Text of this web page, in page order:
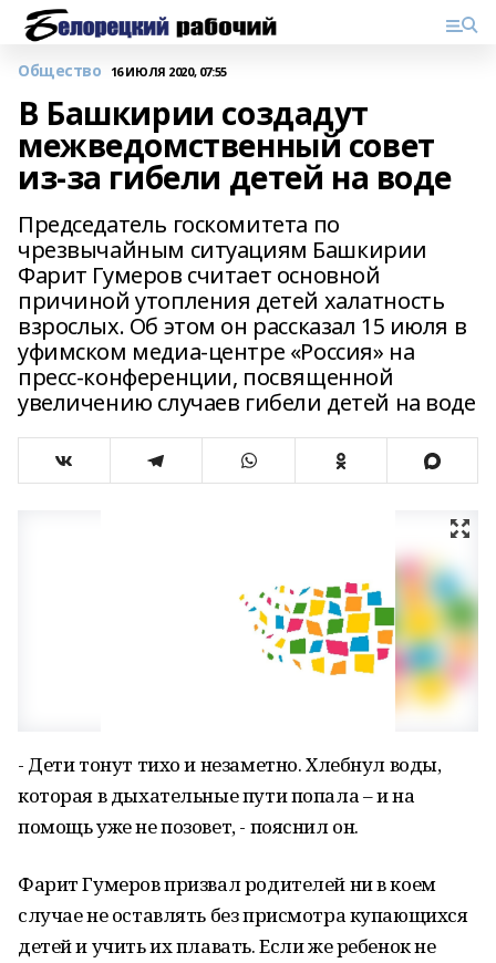
Общество 16 ИЮЛЯ 2020, 07:55
В Башкирии создадут
межведомственный совет
из-за гибели детей на воде
Председатель госкомитета по
чрезвычайным ситуациям Башкирии
Фарит Гумеров считает основной
причиной утопления детей халатность
взрослых. Об этом он рассказал 15 июля в
уфимском медиа-центре «Россия» на
пресс-конференции, посвященной
увеличению случаев гибели детей на воде
- Дети тонут тихо и незаметно. Хлебнул воды,
которая в дыхательные пути попала – и на
помощь уже не позовет, - пояснил он.
Фарит Гумеров призвал родителей ни в коем
случае не оставлять без присмотра купающихся
детей и учить их плавать. Если же ребенок не